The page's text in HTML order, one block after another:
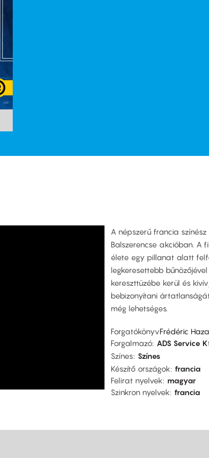
A népszerű francia
Balszerencse akcióban. A
élete egy pillanat alatt
legkeresettebb
kereszttüzébe kerül és
bebizonyítani
még lehetséges.
ForgatókönyvFrédéric
Forgalmazó ADS Service
Színes Színes
Készítő országok francia
Felirat nyelvek
magyar
Szinkron nyelvek francia